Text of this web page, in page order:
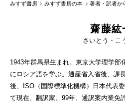
みすず書房 みすず書房の本 著者・訳者か
齋藤紘
さいとう・こ
1943年群馬県生まれ。東京大学理学部
にロシア語を学ぶ。通産省入省後、課
後、ISO（国際標準化機構）日本代表
て現在、翻訳家。99年、通訳案内業免